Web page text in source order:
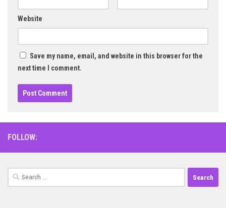
Website
Save my name, email, and website in this browser for the
next time I comment.
FOLLOW:
Search
for: